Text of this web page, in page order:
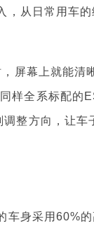
从日常用车的
幕上就能清
样全系标配的
整方向，让车
身采用60%的